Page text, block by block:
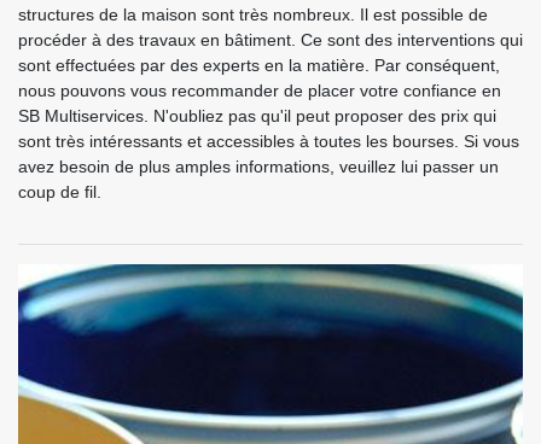
structures de la maison sont très nombreux. Il est possible de
procéder à des travaux en bâtiment. Ce sont des interventions qui
sont effectuées par des experts en la matière. Par conséquent,
nous pouvons vous recommander de placer votre confiance en
SB Multiservices. N'oubliez pas qu'il peut proposer des prix qui
sont très intéressants et accessibles à toutes les bourses. Si vous
avez besoin de plus amples informations, veuillez lui passer un
coup de fil.